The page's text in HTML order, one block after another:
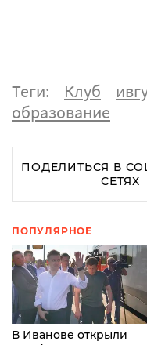
Теги: Клуб
образование
ПОДЕЛИТЬСЯ В
СЕТЯХ
ПОПУЛЯРНОЕ
В Иванове открыли